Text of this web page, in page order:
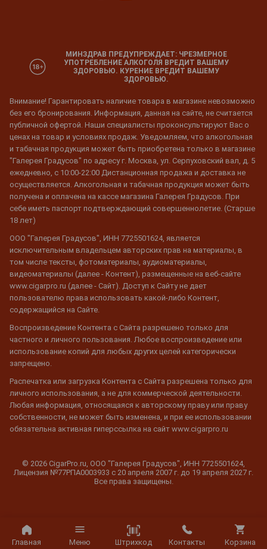
Главная Меню Штрихкод Контакты Корзина
МИНЗДРАВ ПРЕДУПРЕЖДАЕТ: ЧРЕЗМЕРНОЕ
УПОТРЕБЛЕНИЕ АЛКОГОЛЯ ВРЕДИТ ВАШЕМУ
ЗДОРОВЬЮ. КУРЕНИЕ ВРЕДИТ ВАШЕМУ
ЗДОРОВЬЮ.
Внимание! Гарантировать наличие товара в магазине невозможно
без его бронирования. Информация, данная на сайте, не считается
публичной офертой. Наши специалисты проконсультируют Вас о
ценах на товар и условиях продаж. Уведомляем, что алкогольная
и табачная продукция может быть приобретена только в магазине
"Галерея Градусов" по адресу г. Москва, ул. Серпуховский вал, д. 5
ежедневно, с 10:00-22:00 Дистанционная продажа и доставка не
осуществляется. Алкогольная и табачная продукция может быть
получена и оплачена на кассе магазина Галерея Градусов. При
себе иметь паспорт подтверждающий совершеннолетие. (Старше
18 лет)
ООО "Галерея Градусов", ИНН 7725501624, является
исключительным владельцем авторских прав на материалы, в
том числе тексты, фотоматериалы, аудиоматериалы,
видеоматериалы (далее - Контент), размещенные на веб-сайте
www.cigarpro.ru (далее - Сайт). Доступ к Сайту не дает
пользователю права использовать какой-либо Контент,
содержащийся на Сайте.
Воспроизведение Контента с Сайта разрешено только для
частного и личного пользования. Любое воспроизведение или
использование копий для любых других целей категорически
запрещено.
Распечатка или загрузка Контента с Сайта разрешена только для
личного использования, а не для коммерческой деятельности.
Любая информация, относящаяся к авторскому праву или праву
собственности, не может быть изменена, и при ее использовании
обязательна активная гиперссылка на сайт www.cigarpro.ru
© 2026 CigarPro.ru, ООО "Галерея Градусов", ИНН 7725501624,
Лицензия №77РПА0003933 c 20 апреля 2007 г. до 19 апреля 2027 г.
Все права защищены.